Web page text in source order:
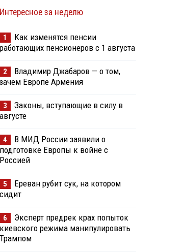
Интересное за неделю
1
Как изменятся пенсии
работающих пенсионеров с 1 августа
2
Владимир Джабаров — о том,
зачем Европе Армения
3
Законы, вступающие в силу в
августе
4
В МИД России заявили о
подготовке Европы к войне с
Россией
5
Ереван рубит сук, на котором
сидит
6
Эксперт предрек крах попыток
киевского режима манипулировать
Трампом